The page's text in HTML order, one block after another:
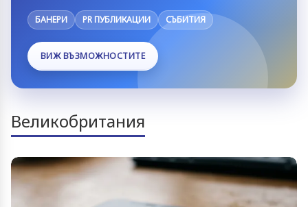
БАНЕРИ PR ПУБЛИКАЦИИ СЪБИТИЯ
ВИЖ ВЪЗМОЖНОСТИТЕ
Великобритания